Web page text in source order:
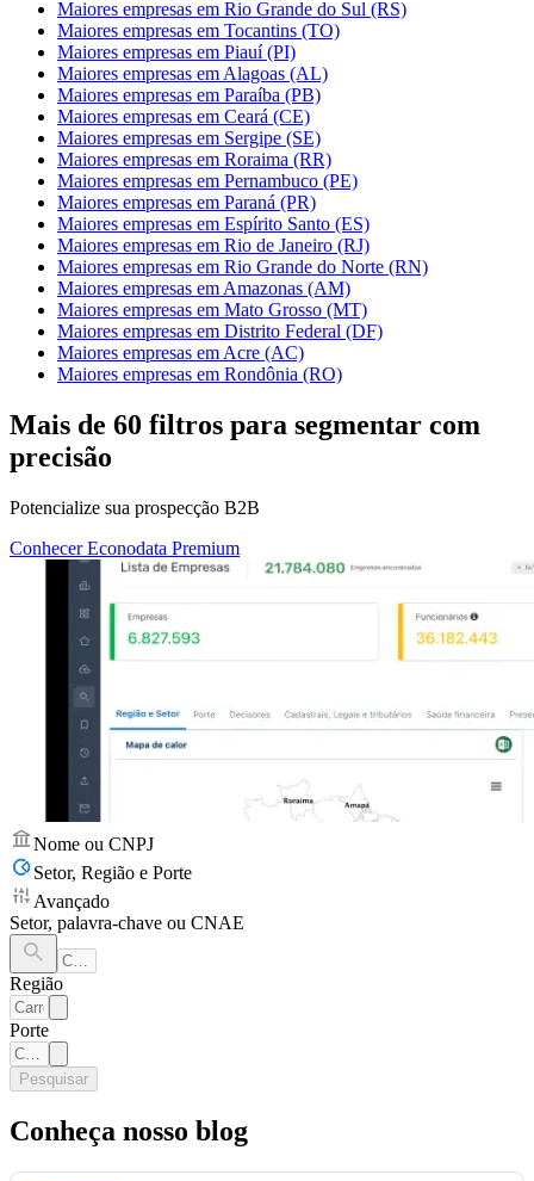
Maiores empresas em Rio Grande do Sul (RS)
Maiores empresas em Tocantins (TO)
Maiores empresas em Piauí (PI)
Maiores empresas em Alagoas (AL)
Maiores empresas em Paraíba (PB)
Maiores empresas em Ceará (CE)
Maiores empresas em Sergipe (SE)
Maiores empresas em Roraima (RR)
Maiores empresas em Pernambuco (PE)
Maiores empresas em Paraná (PR)
Maiores empresas em Espírito Santo (ES)
Maiores empresas em Rio de Janeiro (RJ)
Maiores empresas em Rio Grande do Norte (RN)
Maiores empresas em Amazonas (AM)
Maiores empresas em Mato Grosso (MT)
Maiores empresas em Distrito Federal (DF)
Maiores empresas em Acre (AC)
Maiores empresas em Rondônia (RO)
Mais de 60 filtros para segmentar com
precisão
Potencialize sua prospecção B2B
Conhecer Econodata Premium
Nome ou CNPJ
Setor, Região e Porte
Avançado
Setor, palavra-chave ou CNAE
Região
Porte
Pesquisar
Conheça nosso blog